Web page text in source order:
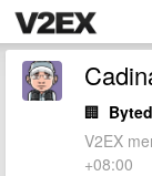
🏢
V2EX
+08:00